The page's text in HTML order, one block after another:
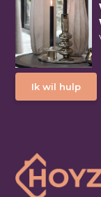
Ik wil hulp